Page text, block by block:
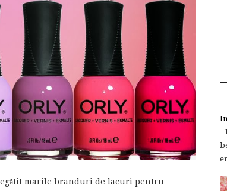
marile branduri de lacuri pentru